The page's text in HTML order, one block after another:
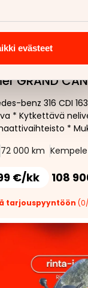
evästeet
GRAND
benz 316 CDI
* Kytkettävä
*
72 000 km Kempele
€/kk 108
tarjouspyyntöön (0/